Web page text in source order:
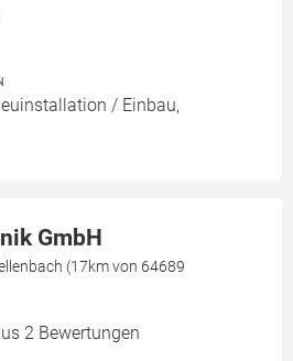
/ Einbau,
GmbH
(17km von 64689
2 Bewertungen